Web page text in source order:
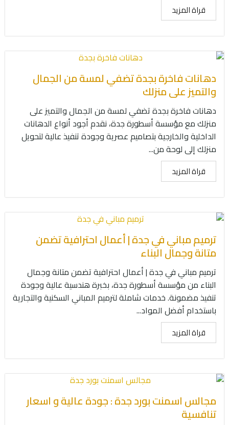
قراة المزيد
دهانات فاخرة بجدة تضفي لمسة من الجمال
والتميز على منزلك
دهانات فاخرة بجدة تضفي لمسة من الجمال والتميز على
منزلك مع مؤسسة أسطورة جدة، نقدم أجود أنواع الدهانات
الداخلية والخارجية بتصاميم عصرية وجودة تنفيذ عالية لتحويل
منزلك إلى لوحة من...
قراة المزيد
ترميم مباني في جدة | أعمال احترافية تضمن
متانة وجمال البناء
ترميم مباني في جدة | أعمال احترافية تضمن متانة وجمال
البناء من مؤسسة أسطورة جدة، بخبرة هندسية عالية وجودة
تنفيذ مضمونة. خدمات شاملة لترميم المباني السكنية والتجارية
باستخدام أفضل المواد...
قراة المزيد
مجالس اسمنت بورد جدة : جودة عالية و اسعار
تنافسية